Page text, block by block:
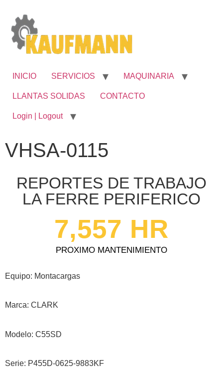
INICIO SERVICIOS MAQUINARIA
LLANTAS SOLIDAS CONTACTO
Login | Logout
VHSA-0115
REPORTES DE TRABAJO
LA FERRE PERIFERICO
PROXIMO MANTENIMIENTO
7,557 HR
Equipo: Montacargas
Marca: CLARK
Modelo: C55SD
Serie: P455D-0625-9883KF